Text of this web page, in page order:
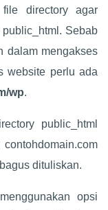
file directory agar
Sebab
dalam mengakses
website perlu ada
wp.
public_html
dituliskan.
opsi